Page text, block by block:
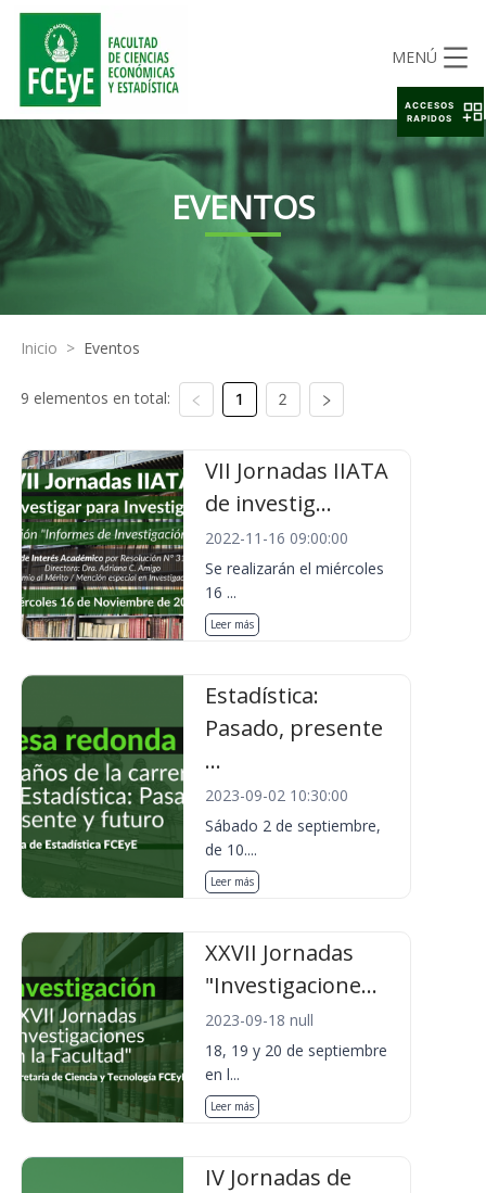
MENÚ
EVENTOS
Inicio > Eventos
9 elementos en total: 1 2
VII Jornadas IIATA
de investig...
2022-11-16 09:00:00
Se realizarán el miércoles
16 ...
Leer más
Estadística:
Pasado, presente
...
2023-09-02 10:30:00
Sábado 2 de septiembre,
de 10....
Leer más
XXVII Jornadas
"Investigacione...
2023-09-18 null
18, 19 y 20 de septiembre
en l...
Leer más
IV Jornadas de
ACCESOS
RAPIDOS